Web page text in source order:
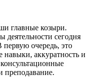
главные козыри.
деятельности сегодня
первую очередь, это
аккуратность и
преподавание.